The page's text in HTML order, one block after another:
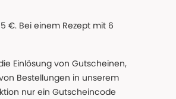
€. Bei einem Rezept mit 6
Einlösung von Gutscheinen,
Bestellungen in unserem
nur ein Gutscheincode